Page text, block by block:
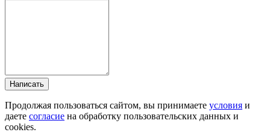
Написать
Продолжая пользоваться сайтом, вы принимаете условия и
даете согласие на обработку пользовательских данных и
cookies.